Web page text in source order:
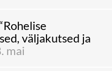
väljakutsed ja
mai